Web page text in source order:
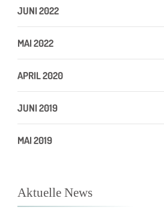
JUNI 2022
MAI 2022
APRIL 2020
JUNI 2019
MAI 2019
Aktuelle News